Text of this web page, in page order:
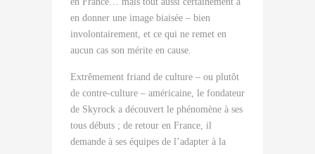
en donner une image biaisée – bien
involontairement, et ce qui ne remet en
aucun cas son mérite en cause.
Extrêmement friand de culture – ou plutôt
de contre-culture – américaine, le fondateur
de Skyrock a découvert le phénomène à ses
tous débuts ; de retour en France, il
demande à ses équipes de l’adapter à la